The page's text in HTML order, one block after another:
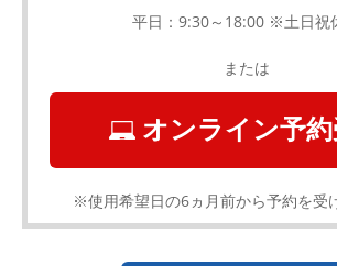
平日：9:30～18:00 ※土日祝
または
オンライン予
※使用希望日の6ヵ月前から予約を受